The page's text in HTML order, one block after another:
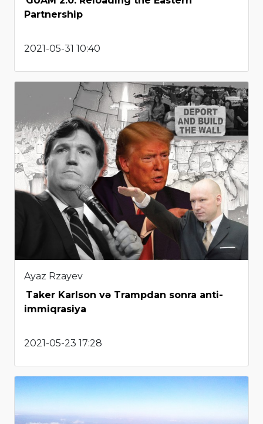
Partnership
2021-05-31 10:40
Ayaz Rzayev
Taker Karlson və Trampdan sonra anti-
immiqrasiya
2021-05-23 17:28